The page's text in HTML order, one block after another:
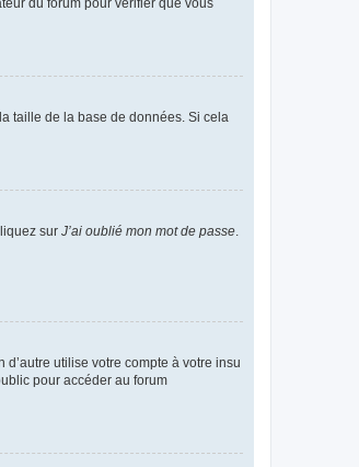
taille de la base de données. Si cela
sur J’ai oublié mon mot de passe
utilise votre compte à votre insu
pour accéder au forum